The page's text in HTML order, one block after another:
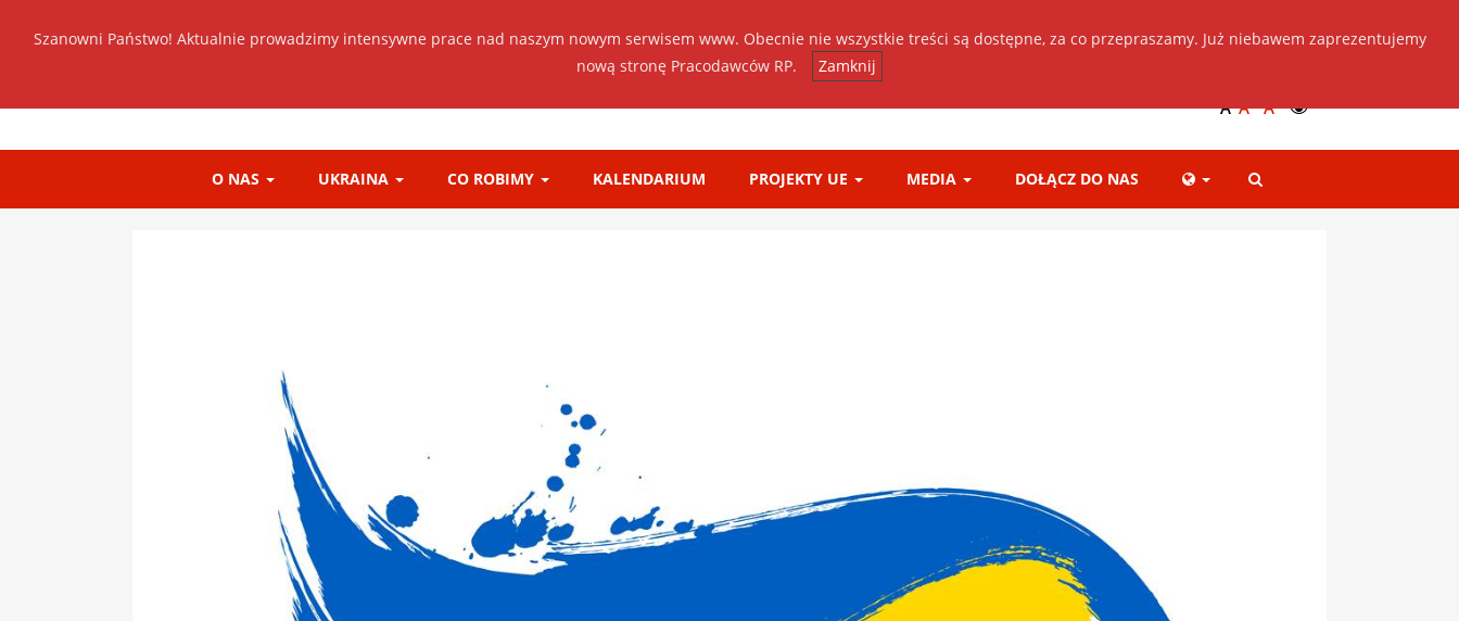
A A A
O NAS UKRAINA CO ROBIMY KALENDARIUM PROJEKTY UE MEDIA DOŁĄCZ DO NAS
Szanowni Państwo! Aktualnie prowadzimy intensywne prace nad naszym nowym serwisem www. Obecnie nie wszystkie treści są dostępne, za co przepraszamy. Już niebawem zaprezentujemy
nową stronę Pracodawców RP.
Zamknij